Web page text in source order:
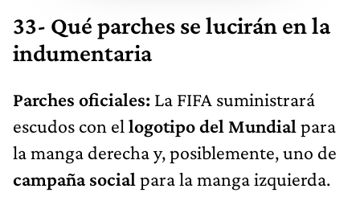
33- Qué parches se lucirán en la
indumentaria
Parches oficiales: La FIFA suministrará
escudos con ellogotipo del Mundialpara
la manga derecha y, posiblemente, uno de
campaña socialpara la manga izquierda.